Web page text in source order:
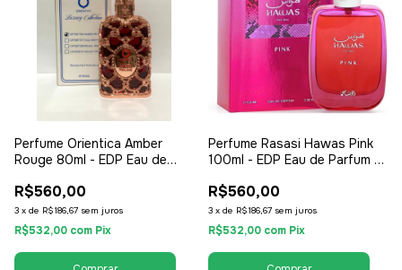
Perfume Orientica Amber
Rouge 80ml - EDP Eau de
Compartilhável
R$560,00
3 x de R$186,67 sem juros
R$532,00 com Pix
Perfume Rasasi Hawas Pink
100ml - EDP Eau de Parfum -
R$560,00
3 x de R$186,67 sem juros
R$532,00 com Pix